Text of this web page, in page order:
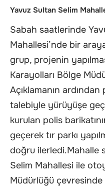
Yavuz Sultan Selim
Sabah saatlerinde
Mahallesi’nde bir
grup, projenin
Karayolları Bölge
Açıklamanın
talebiyle yürüyüşe
kurulan polis
geçerek tır parkı
doğru ilerledi.Mahalle
Selim Mahallesi ile
Müdürlüğü çevresinde